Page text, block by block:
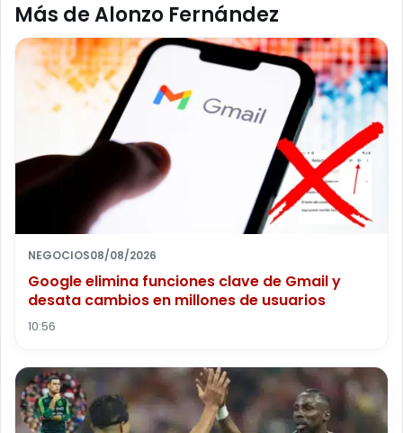
Más de Alonzo Fernández
NEGOCIOS08/08/2026
Google elimina funciones clave de Gmail y
desata cambios en millones de usuarios
10:56